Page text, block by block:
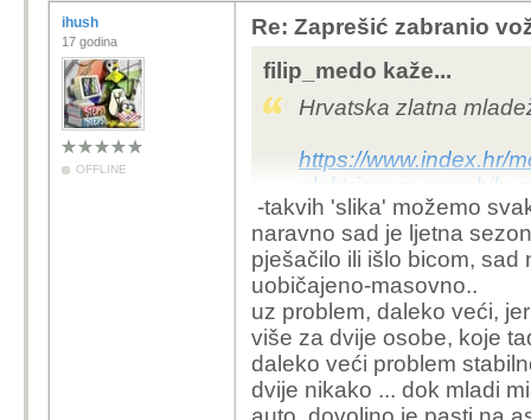
ihush
17 godina
OFFLINE
Re: Zaprešić zabranio
filip_medo kaže...
Hrvatska zlatna
https://www.index.hr/
elektricnom-
-takvih 'slika' možemo
naravno sad je ljetna
pješačilo ili išlo bicom, sad
uobičajeno-masovno..
uz problem, daleko veći,
više za dvije osobe, koje
daleko veći problem
dvije nikako ... dok mladi